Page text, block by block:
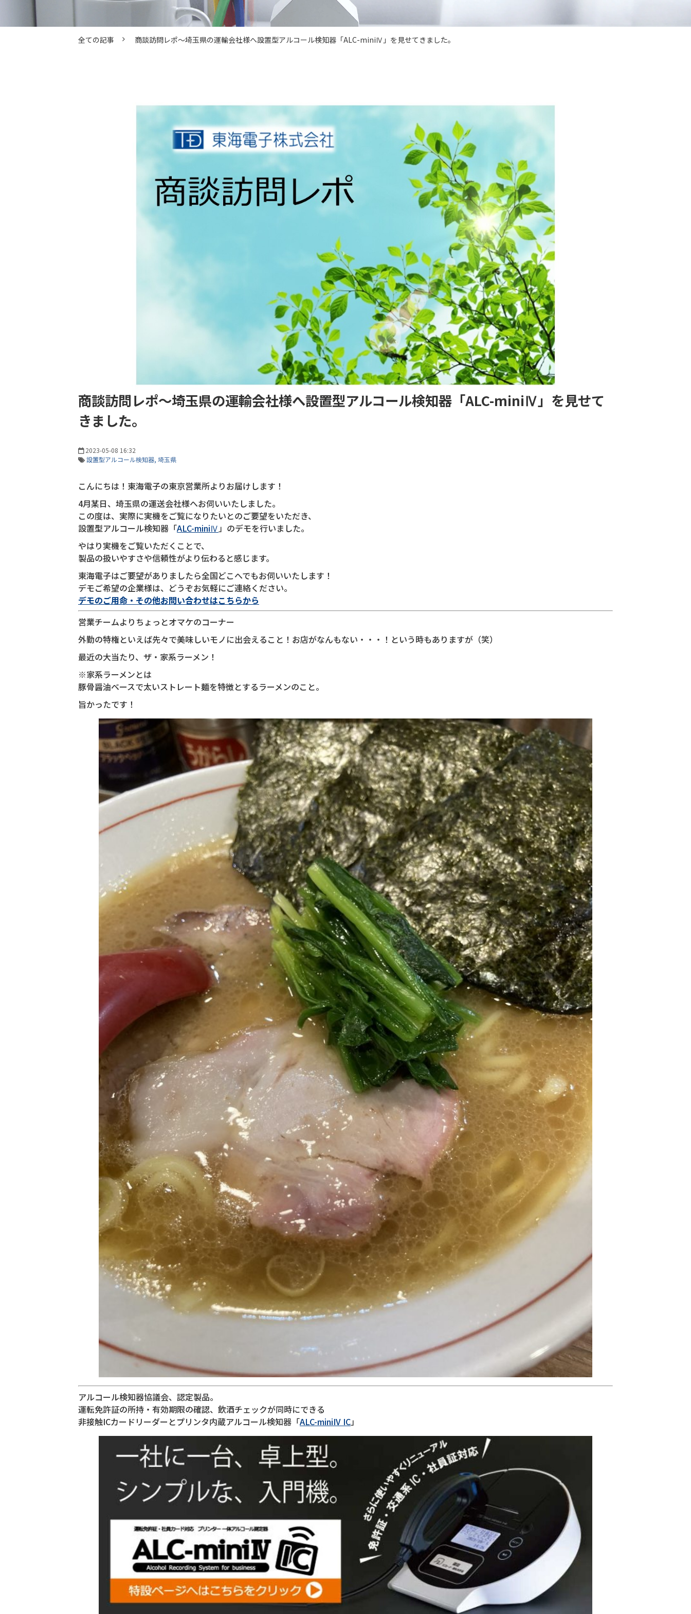
全ての記事 商談訪問レポ～埼玉県の運輸会社様へ設置型アルコール検知器「ALC-miniⅣ」を見せてきました。
商談訪問レポ～埼玉県の運輸会社様へ設置型アルコール検知器「ALC-miniⅣ」を見せて
きました。
2023-05-08 16:32
設置型アルコール検知器 埼玉県
こんにちは！東海電子の東京営業所よりお届けします！
4月某日、埼玉県の運送会社様へお伺いいたしました。
この度は、実際に実機をご覧になりたいとのご要望をいただき、
設置型アルコール検知器「ALC-miniⅣ」のデモを行いました。
やはり実機をご覧いただくことで、
製品の扱いやすさや信頼性がより伝わると感じます。
東海電子はご要望がありましたら全国どこへでもお伺いいたします！
デモご希望の企業様は、どうぞお気軽にご連絡ください。
デモのご用命・その他お問い合わせはこちらから
営業チームよりちょっとオマケのコーナー
外勤の特権といえば先々で美味しいモノに出会えること！お店がなんもない・・・！という時もありますが（笑）
最近の大当たり、ザ・家系ラーメン！
※家系ラーメンとは
豚骨醤油ベースで太いストレート麺を特徴とするラーメンのこと。
旨かったです！
アルコール検知器協議会、認定製品。
運転免許証の所持・有効期限の確認、飲酒チェックが同時にできる
非接触ICカードリーダーとプリンタ内蔵アルコール検知器「ALC-miniIV IC」